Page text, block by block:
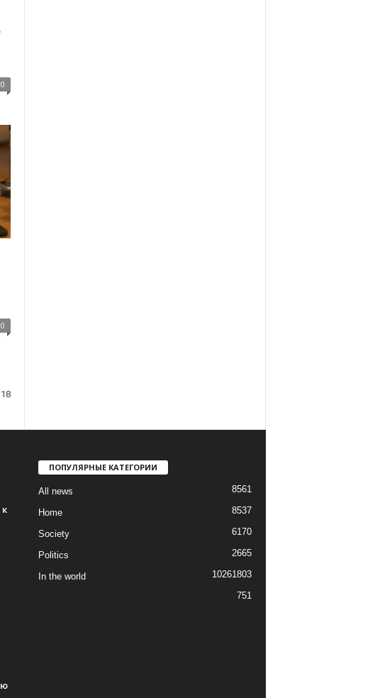
0
0
ПОПУЛЯРНЫЕ КАТЕГОРИИ
All news 8561
Home 8537
Society 6170
Politics
2665
1803
In the world
1026
751